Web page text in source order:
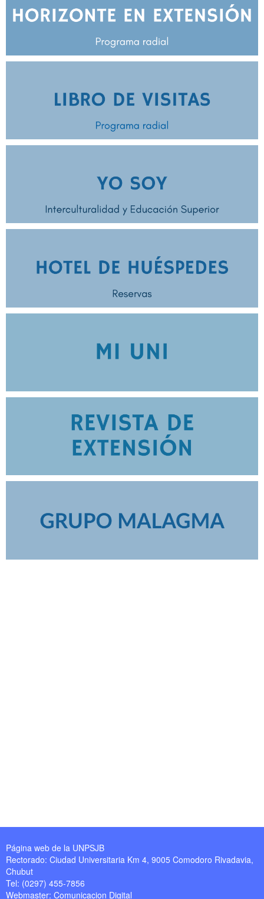
Página web de la UNPSJB
Rectorado: Ciudad Universitaria Km 4, 9005 Comodoro Rivadavia,
Chubut
Tel: (0297) 455-7856
Webmaster: Comunicacion Digital